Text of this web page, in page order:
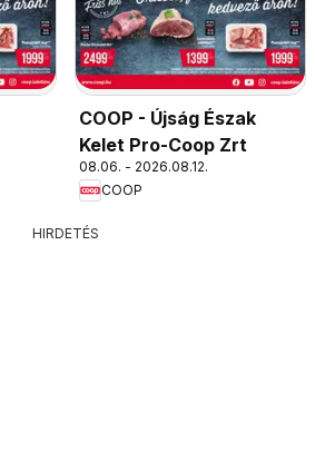
COOP - Újság Észak
Kelet Pro-Coop Zrt
08.06. - 2026.08.12.
COOP
HIRDETÉS